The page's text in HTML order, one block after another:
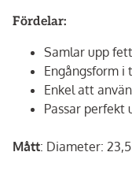
Fördelar:
Samlar upp
Engångsform i
Enkel att
Passar
Mått: Diameter: